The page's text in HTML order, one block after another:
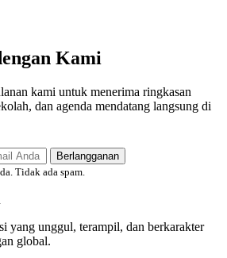
Kami
kami untuk menerima ringkasan
dan agenda mendatang langsung di
Berlangganan
Tidak ada spam.
yang unggul, terampil, dan berkarakter
global.